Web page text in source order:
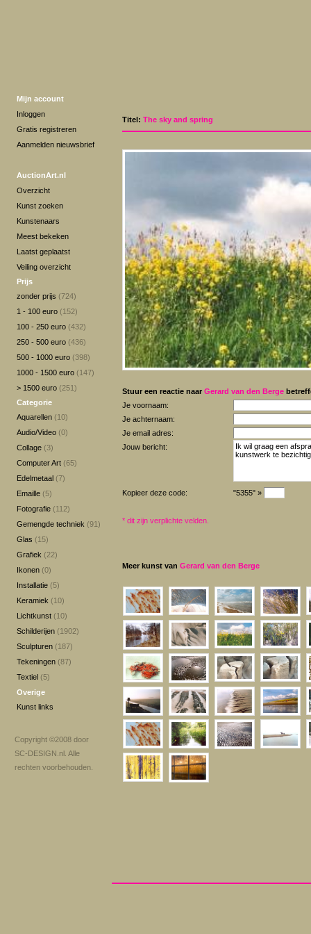
Mijn account
Inloggen
Gratis registreren
Aanmelden nieuwsbrief
AuctionArt.nl
Overzicht
Kunst zoeken
Kunstenaars
Meest bekeken
Laatst geplaatst
Veiling overzicht
Prijs
zonder prijs (724)
1 - 100 euro (152)
100 - 250 euro (432)
250 - 500 euro (436)
500 - 1000 euro (398)
1000 - 1500 euro (147)
> 1500 euro (251)
Categorie
Aquarellen (10)
Audio/Video (0)
Collage (3)
Computer Art (65)
Edelmetaal (7)
Emaille (5)
Fotografie (112)
Gemengde techniek (91)
Glas (15)
Grafiek (22)
Ikonen (0)
Installatie (5)
Keramiek (10)
Lichtkunst (10)
Schilderijen (1902)
Sculpturen (187)
Tekeningen (87)
Textiel (5)
Overige
Kunst links
Copyright ©2008 door
SC-DESIGN.nl . Alle
rechten voorbehouden.
Titel: The sky and spring
Stuur een reactie naar Gerard van den Berge
Je voornaam:
Je achternaam:
Je email adres:
Jouw bericht:
Kopieer deze code: "5355" »
* dit zijn verplichte velden.
Meer kunst van Gerard van den Berge